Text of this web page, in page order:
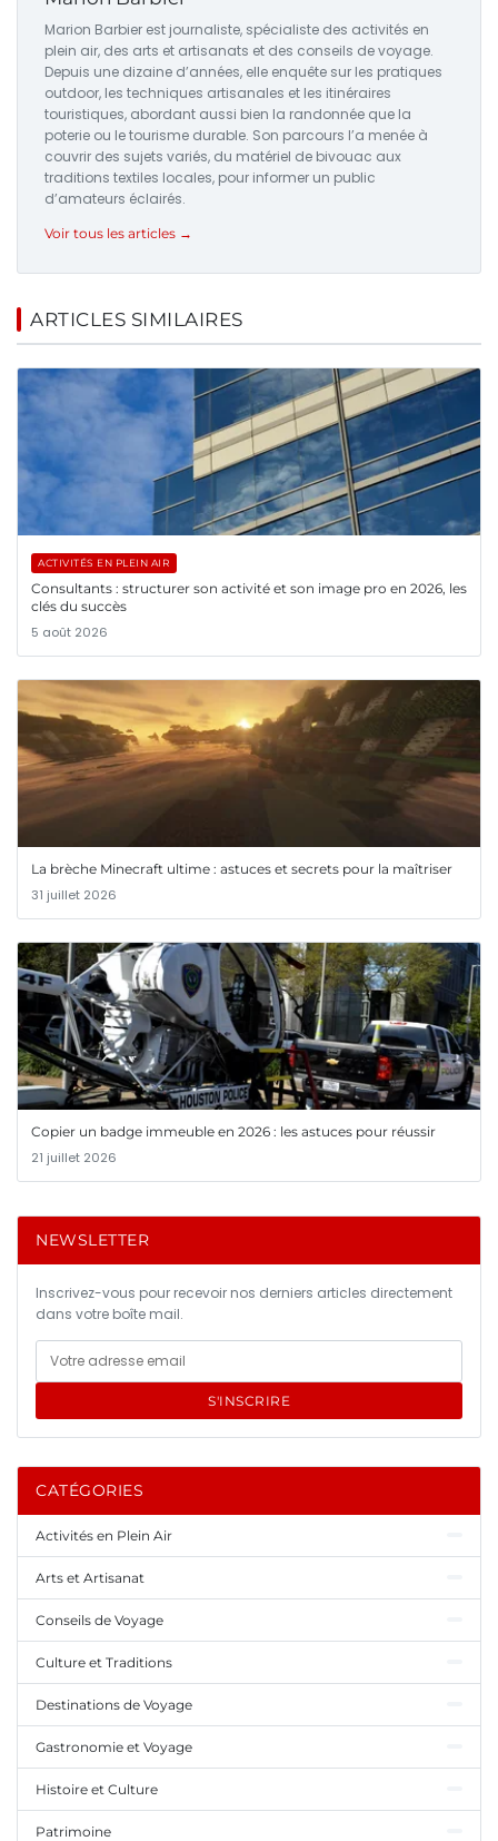
Marion Barbier est journaliste, spécialiste des activités en
plein air, des arts et artisanats et des conseils de voyage.
Depuis une dizaine d’années, elle enquête sur les pratiques
outdoor, les techniques artisanales et les itinéraires
touristiques, abordant aussi bien la randonnée que la
poterie ou le tourisme durable. Son parcours l’a menée à
couvrir des sujets variés, du matériel de bivouac aux
traditions textiles locales, pour informer un public
d’amateurs éclairés.
Voir tous les articles →
ARTICLES SIMILAIRES
ACTIVITÉS EN PLEIN AIR
Consultants : structurer son activité et son image pro en 2026, les
clés du succès
5 août 2026
La brèche Minecraft ultime : astuces et secrets pour la maîtriser
31 juillet 2026
Copier un badge immeuble en 2026 : les astuces pour réussir
21 juillet 2026
NEWSLETTER
Inscrivez-vous pour recevoir nos derniers articles directement
dans votre boîte mail.
S'INSCRIRE
CATÉGORIES
Activités en Plein Air
Arts et Artisanat
Conseils de Voyage
Culture et Traditions
Destinations de Voyage
Gastronomie et Voyage
Histoire et Culture
Patrimoine